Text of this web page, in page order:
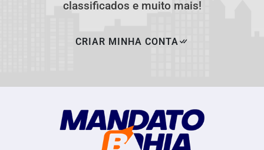
classificados e muito mais!
CRIAR MINHA CONTA